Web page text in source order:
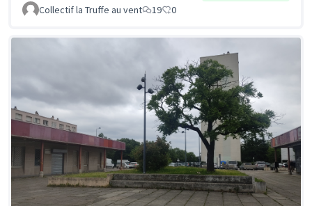
Collectif la Truffe au vent
19 0